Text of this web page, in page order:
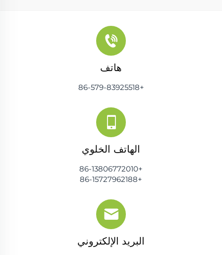
هاتف
+86-579-83925518
الهاتف الخلوي
+86-13806772010
+86-15727962188
البريد الإلكتروني